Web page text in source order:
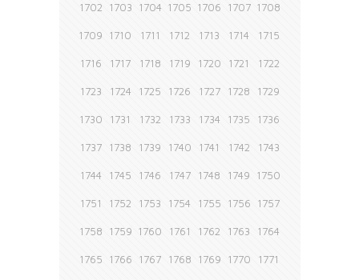
1702 1703 1704 1705 1706 1707 1708
1709 1710 1711 1712 1713 1714 1715
1716 1717 1718 1719 1720 1721 1722
1723 1724 1725 1726 1727 1728 1729
1730 1731 1732 1733 1734 1735 1736
1737 1738 1739 1740 1741 1742 1743
1744 1745 1746 1747 1748 1749 1750
1751 1752 1753 1754 1755 1756 1757
1758 1759 1760 1761 1762 1763 1764
1765 1766 1767 1768 1769 1770 1771